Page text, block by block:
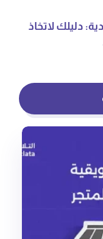
دليلك لاتخاذ